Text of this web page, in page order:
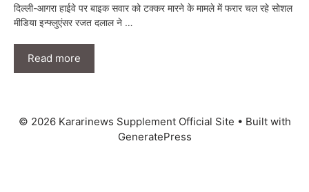
दिल्ली-आगरा हाईवे पर बाइक सवार को टक्कर मारने के मामले में फरार चल रहे सोशल
मीडिया इन्फ्लुएंसर रजत दलाल ने …
Read more
© 2026 Kararinews Supplement Official Site • Built with
GeneratePress